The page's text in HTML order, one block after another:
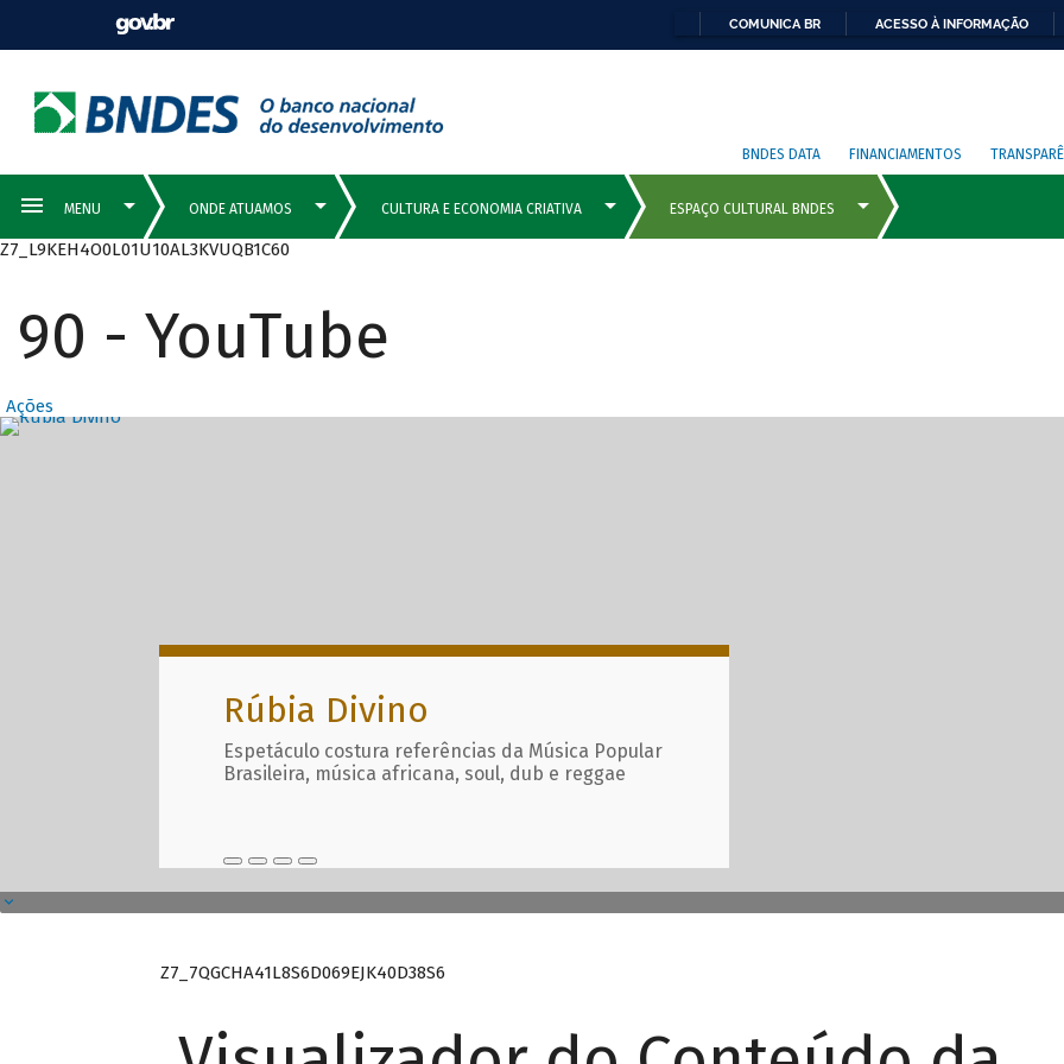
COMUNICA BR ACESSO À INFORMAÇÃO
BNDES DATA FINANCIAMENTOS
Z7_L9KEH4O0L01U10AL3KVUQB1C60
90 - YouTube
Ações
Destaques Principais com
Rúbia Divino
Espetáculo costura referências da Música Popular
Brasileira, música africana, soul, dub e reggae
Z7_7QGCHA41L8S6D069EJK40D38S6